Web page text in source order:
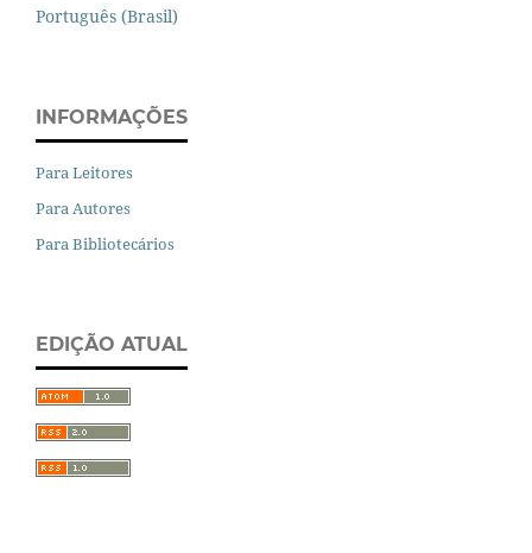
Português (Brasil)
INFORMAÇÕES
Para Leitores
Para Autores
Para Bibliotecários
EDIÇÃO ATUAL